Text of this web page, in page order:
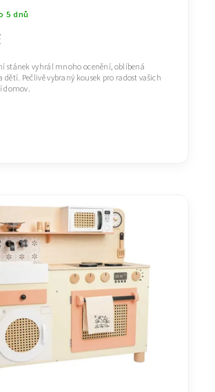
5 dnů
stánek vyhrál mnoho ocenění, oblíbená
Pečlivě vybraný kousek pro radost vašich
domov.